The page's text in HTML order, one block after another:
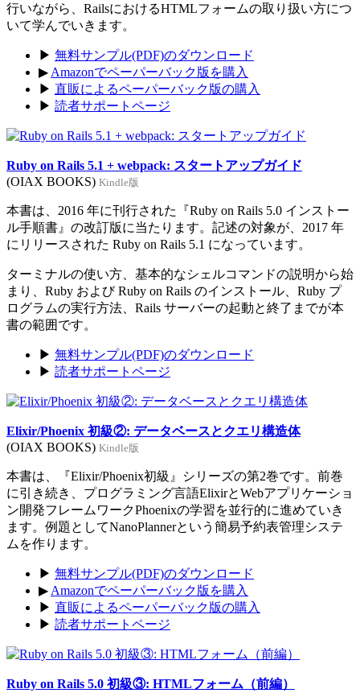
行いながら、RailsにおけるHTMLフォームの取り扱い方につ
いて学んでいきます。
▶ 無料サンプル(PDF)のダウンロード
▶ Amazonでペーパーバック版を購入
▶ 直販によるペーパーバック版の購入
▶ 読者サポートページ
Ruby on Rails 5.1 + webpack: スタートアップガイド
(OIAX BOOKS) Kindle版
本書は、2016 年に刊行された『Ruby on Rails 5.0 インストー
ル手順書』の改訂版に当たります。記述の対象が、2017 年
にリリースされた Ruby on Rails 5.1 になっています。
ターミナルの使い方、基本的なシェルコマンドの説明から始
まり、Ruby および Ruby on Rails のインストール、Ruby プ
ログラムの実行方法、Rails サーバーの起動と終了までが本
書の範囲です。
▶ 無料サンプル(PDF)のダウンロード
▶ 読者サポートページ
Elixir/Phoenix 初級②: データベースとクエリ構造体
(OIAX BOOKS) Kindle版
本書は、『Elixir/Phoenix初級』シリーズの第2巻です。前巻
に引き続き、プログラミング言語ElixirとWebアプリケーショ
ン開発フレームワークPhoenixの学習を並行的に進めていき
ます。例題としてNanoPlannerという簡易予約表管理システ
ムを作ります。
▶ 無料サンプル(PDF)のダウンロード
▶ Amazonでペーパーバック版を購入
▶ 直販によるペーパーバック版の購入
▶ 読者サポートページ
Ruby on Rails 5.0 初級③: HTMLフォーム（前編）